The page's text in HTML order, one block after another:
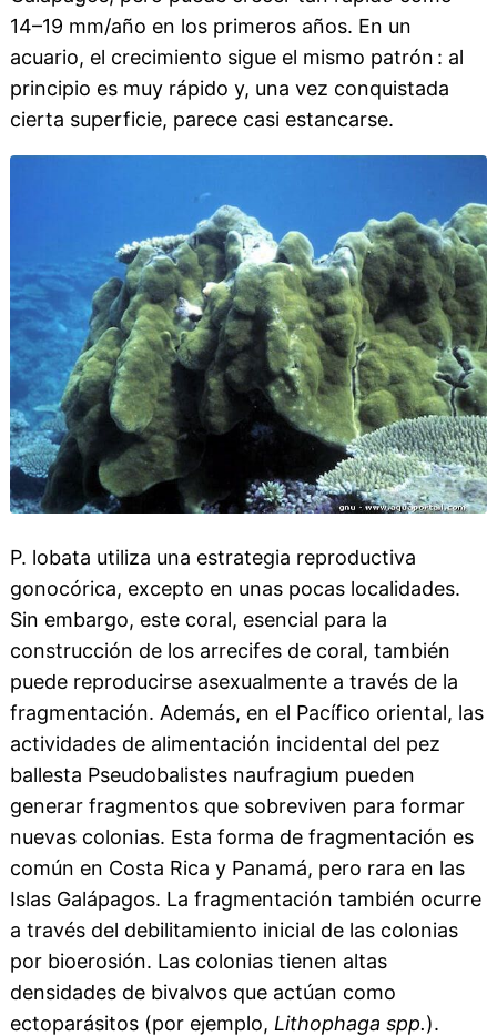
14–19 mm/año en los primeros años. En un
acuario, el crecimiento sigue el mismo patrón : al
principio es muy rápido y, una vez conquistada
cierta superficie, parece casi estancarse.
P. lobata utiliza una estrategia reproductiva
gonocórica, excepto en unas pocas localidades.
Sin embargo, este coral, esencial para la
construcción de los arrecifes de coral, también
puede reproducirse asexualmente a través de la
fragmentación. Además, en el Pacífico oriental, las
actividades de alimentación incidental del pez
ballesta Pseudobalistes naufragium pueden
generar fragmentos que sobreviven para formar
nuevas colonias. Esta forma de fragmentación es
común en Costa Rica y Panamá, pero rara en las
Islas Galápagos. La fragmentación también ocurre
a través del debilitamiento inicial de las colonias
por bioerosión. Las colonias tienen altas
densidades de bivalvos que actúan como
ectoparásitos (por ejemplo, Lithophaga spp.).